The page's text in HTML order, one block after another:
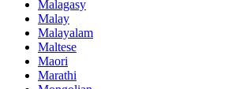
Malagasy
Malay
Malayalam
Maltese
Maori
Marathi